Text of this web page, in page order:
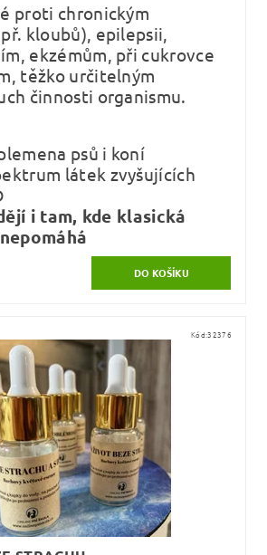
proti chronickým
kloubů), epilepsii,
ekzémům, při cukrovce
těžko určitelným
činnosti organismu.
psů i koní
látek zvyšujících
i tam, kde klasická
Kód:32376